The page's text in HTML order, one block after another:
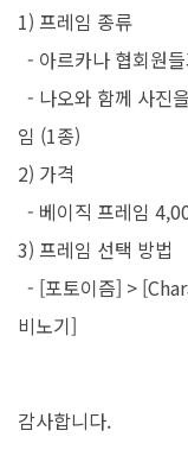
1) 프레임 종류
- 아르카나 협회원
- 나오와 함께 사진을
임 (1종)
2) 가격
- 베이직 프레임
3) 프레임 선택 방법
- [포토이즘] >
비노기]
감사합니다.